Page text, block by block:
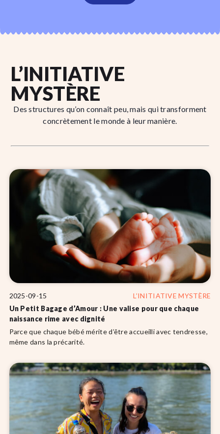
L’INITIATIVE
MYSTÈRE
Des structures qu’on connaît peu, mais qui transforment
concrètement le monde à leur manière.
2025-09-15
L’INITIATIVE MYSTÈRE
Un Petit Bagage d’Amour : Une valise pour que chaque
naissance rime avec dignité
Parce que chaque bébé mérite d’être accueilli avec tendresse,
même dans la précarité.